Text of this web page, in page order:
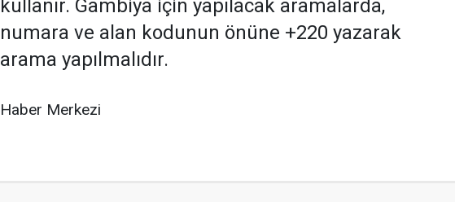
kullanır. Gambiya için yapılacak aramalarda,
numara ve alan kodunun önüne +220 yazarak
arama yapılmalıdır.
Haber Merkezi